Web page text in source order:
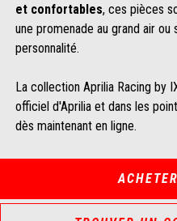
et confortables, ces pièces
une promenade au grand air
personnalité.
La collection Aprilia Racing by
officiel d'Aprilia et dans les
dès maintenant en ligne.